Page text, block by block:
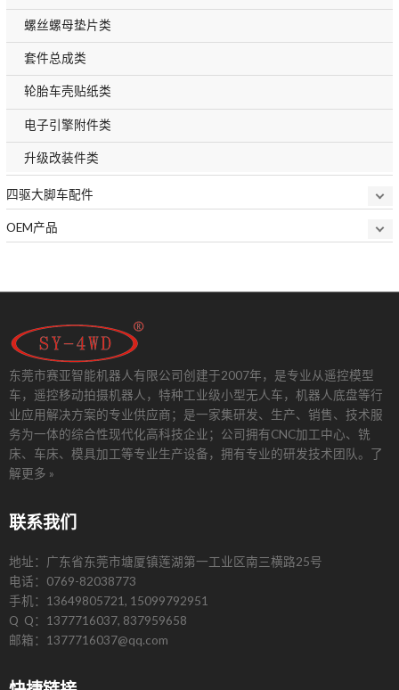
螺丝螺母垫片类
套件总成类
轮胎车壳贴纸类
电子引擎附件类
升级改装件类
四驱大脚车配件
OEM产品
东莞市赛亚智能机器人有限公司创建于2007年，是专业从遥控模型
车，遥控移动拍摄机器人，特种工业级小型无人车，机器人底盘等行
业应用解决方案的专业供应商；是一家集研发、生产、销售、技术服
务为一体的综合性现代化高科技企业；公司拥有CNC加工中心、铣
床、车床、模具加工等专业生产设备，拥有专业的研发技术团队。 了
解更多 »
联系我们
地址：广东省东莞市塘厦镇莲湖第一工业区南三横路25号
电话：0769-82038773
手机：13649805721, 15099792951
Q Q：1377716037, 837959658
邮箱：1377716037@qq.com